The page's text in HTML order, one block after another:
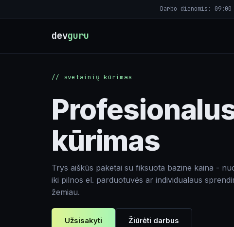
Darbo dienomis:
devguru
// svetainių kūrimas
kūrimas
Trys aiškūs paketai su fiksuota bazine kaina -
iki pilnos el. parduotuvės ar individualaus
žemiau.
Užsisakyti Žiūrėti darbus